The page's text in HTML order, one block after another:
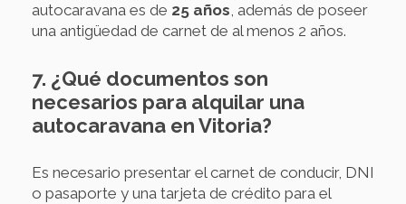
autocaravana es de 25 años, además de poseer
una antigüedad de carnet de al menos 2 años.
7. ¿Qué documentos son
necesarios para alquilar una
autocaravana en Vitoria?
Es necesario presentar el carnet de conducir, DNI
o pasaporte y una tarjeta de crédito para el